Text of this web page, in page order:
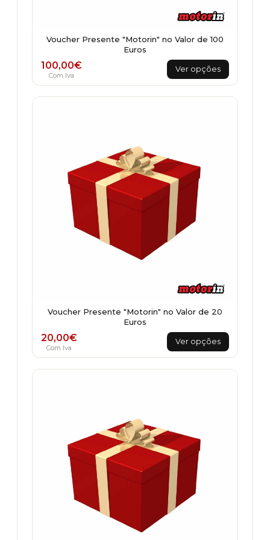
Voucher Presente "Motorin" no Valor de 100
Euros
100,00€
Com Iva
Ver opções
This
product
has
multiple
be
chosen
on
the
product
page
Voucher Presente "Motorin" no Valor de 20
Euros
20,00€
Com Iva
Ver opções
This
product
has
multiple
be
chosen
on
the
product
page